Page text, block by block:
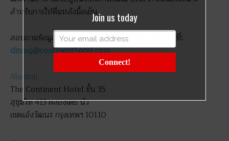
สำหรับการให้ดื่มหลังมื้อเย็น
สอบถามข้อมูลเพิ่มเติมได้ที่ +66 686 7056 หรืออีเมลที่:
dining@continenthotel.com
Medinii
The Continent Hotel ชั้น 35
สุขุมวิท 413 คลองเตย นัว
เขตแจ้งวัฒนะ กรุงเทพฯ 10110
Join us today
Connect!